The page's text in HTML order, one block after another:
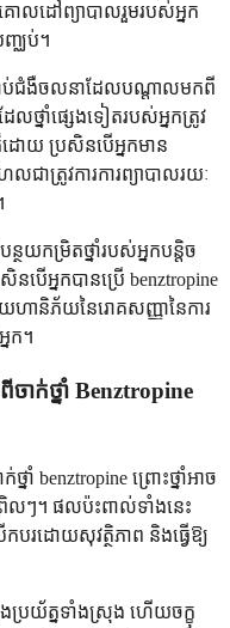
លដៅព្យាបាលរួមរបស់អ្នក
ញ្ឈប់។
រាប់ជំងឺចលនាដែលបណ្តាលមកពី
លថ្នាំផ្សេងទៀតរបស់អ្នកត្រូវ
យ ប្រសិនបើអ្នកមាន
លជាត្រូវការការព្យាបាលរយៈ
ថយកម្រិតថ្នាំរបស់អ្នកបន្តិច
បើអ្នកបានប្រើ benztropine
ហានិភ័យនៃរោគសញ្ញានៃការ
ក។
ចាក់ថ្នាំ Benztropine
នាំ benztropine ព្រោះថ្នាំអាច
ៗ។ ផលប៉ះពាល់ទាំងនេះ
បរដោយសុវត្ថិភាព និងធ្វើឱ្យ
ងប្រយ័ត្នទាំងស្រុង ហើយចក្ខុ